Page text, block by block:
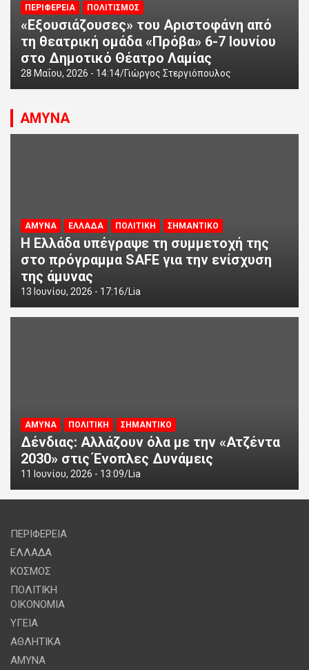
ΠΕΡΙΦΕΡΕΙΑ ΠΟΛΙΤΙΣΜΟΣ
«Εξουσιάζουσες» του Αριστοφάνη από
τη θεατρική ομάδα «Πρόβα» 6-7 Ιουνίου
στο Δημοτικό Θέατρο Λαμίας
28 Μαΐου, 2026 - 14:14 Γιώργος Στεργιόπουλος
ΑΜΥΝΑ
ΑΜΥΝΑ ΕΛΛΑΔΑ ΠΟΛΙΤΙΚΗ ΣΗΜΑΝΤΙΚΟ
Η Ελλάδα υπέγραψε τη συμμετοχή της
στο πρόγραμμα SAFE για την ενίσχυση
της άμυνας
13 Ιουνίου, 2026 - 17:16 Lia
ΑΜΥΝΑ ΠΟΛΙΤΙΚΗ ΣΗΜΑΝΤΙΚΟ
Δένδιας: Αλλάζουν όλα με την «Ατζέντα
2030» στις Ένοπλες Δυνάμεις
11 Ιουνίου, 2026 - 13:09 Lia
ΠΕΡΙΦΕΡΕΙΑ
ΕΛΛΑΔΑ
ΚΟΣΜΟΣ
ΠΟΛΙΤΙΚΗ
ΟΙΚΟΝΟΜΙΑ
ΥΓΕΙΑ
ΑΘΛΗΤΙΚΑ
ΑΜΥΝΑ